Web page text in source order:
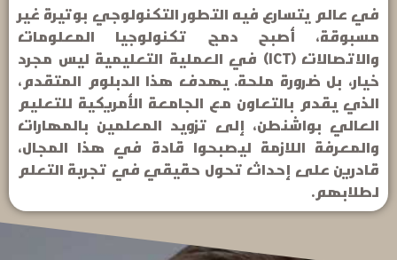
في عالم يتسارع فيه التطور التكنولوجي بوتيرة غير
مسبوقة، أصبح دمج تكنولوجيا المعلومات
والاتصالات (ICT) في العملية التعليمية ليس مجرد
خيار، بل ضرورة ملحة. يهدف هذا الدبلوم المتقدم،
الذي يقدم بالتعاون مع الجامعة الأمريكية للتعليم
العالي بواشنطن، إلى تزويد المعلمين بالمهارات
والمعرفة اللازمة ليصبحوا قادة في هذا المجال،
قادرين على إحداث تحول حقيقي في تجربة التعلم
لطلابهم.